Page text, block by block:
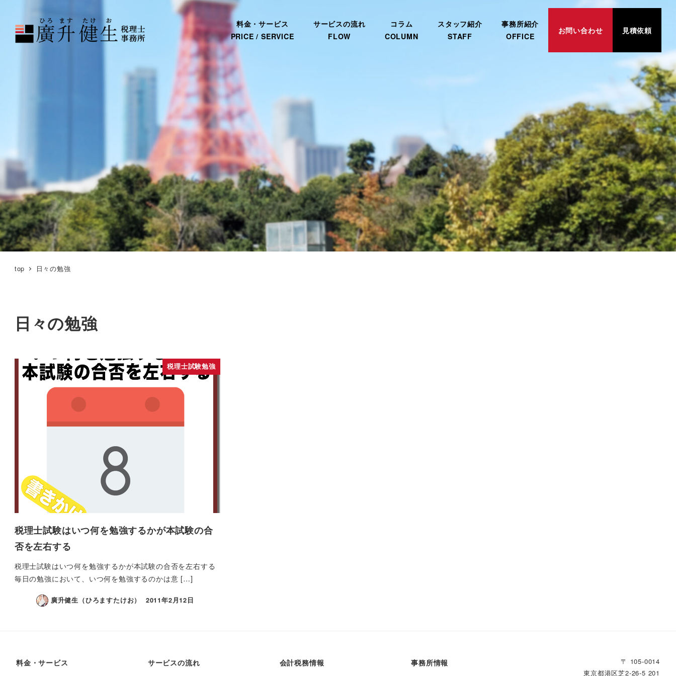
料金・サービス
PRICE / SERVICE
サービスの流れ
FLOW
コラム
COLUMN
スタッフ紹介
STAFF
事務所紹介
OFFICE
お問い合わせ 見積依頼
top 日々の勉強
日々の勉強
税理士試験勉強
税理士試験はいつ何を勉強するかが本試験の合
否を左右する
税理士試験はいつ何を勉強するかが本試験の合否を左右する
毎日の勉強において、いつ何を勉強するのかは意 […]
廣升健生（ひろますたけお） 2011年2月12日
料金・サービス サービスの流れ 会計税務情報 事務所情報
〒 105-0014
東京都港区芝2‐26‐5 201